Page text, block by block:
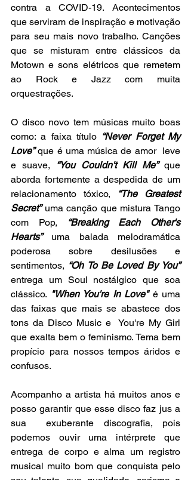
contra a COVID-19. Acontecimentos
que serviram de inspiração e motivação
para seu mais novo trabalho. Canções
que se misturam entre clássicos da
Motown e sons elétricos que remetem
ao Rock e Jazz com muita
orquestrações.
O disco novo tem músicas muito boas
como: a faixa título “Never Forget My
Love” que é uma música de amor  leve
e suave,
“You Couldn't Kill Me” que
aborda fortemente a despedida de um
relacionamento tóxico,
“The Greatest
Secret” uma canção que mistura Tango
com Pop,
“Breaking Each Other's
Hearts” uma balada melodramática
poderosa sobre desilusões e
sentimentos, “Oh To Be Loved By You”
entrega um Soul nostálgico que soa
clássico. "When You're In Love" é uma
das faixas que mais se abastece dos
tons da Disco Music e  You're My Girl
que exalta bem o feminismo. Tema bem
propício para nossos tempos áridos e
confusos.
Acompanho a artista há muitos anos e
posso garantir que esse disco faz jus a
sua  exuberante discografia, pois
podemos ouvir uma intérprete que
entrega de corpo e alma um registro
musical muito bom que conquista pelo